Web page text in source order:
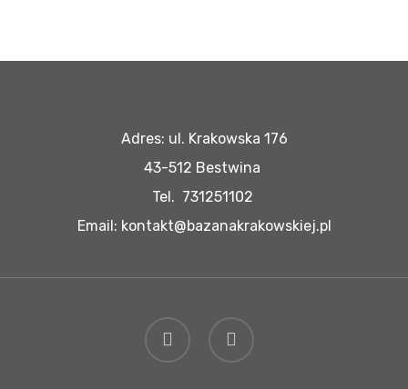
Adres: ul. Krakowska 176
43-512 Bestwina
Tel. 731251102
Email: kontakt@bazanakrakowskiej.pl